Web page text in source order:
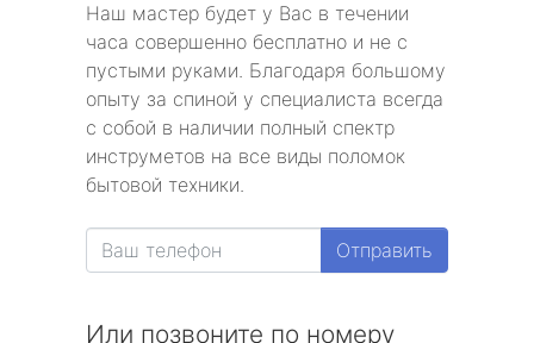
Наш мастер будет у Вас в течении
часа совершенно бесплатно и не с
пустыми руками. Благодаря большому
опыту за спиной у специалиста всегда
с собой в наличии полный спектр
инструметов на все виды поломок
бытовой техники.
Отправить
Или позвоните по номеру